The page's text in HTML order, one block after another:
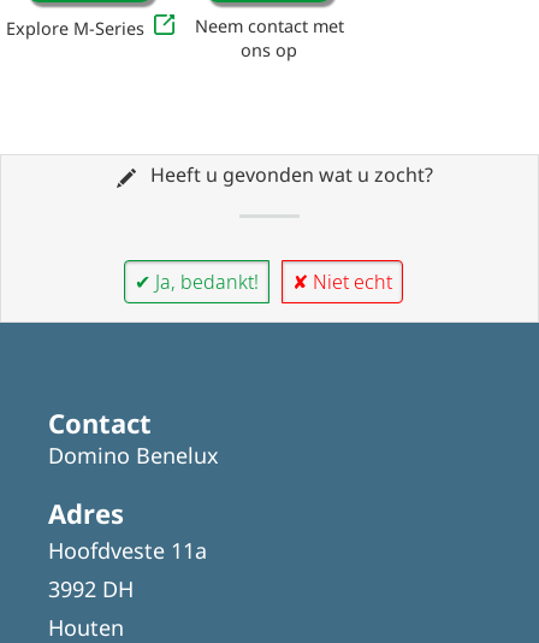
Explore M-Series
Neem contact met
ons op
Heeft u gevonden wat u zocht?
✔ Ja, bedankt! ✘ Niet echt
Contact
Domino Benelux
Adres
Hoofdveste 11a
3992 DH
Houten